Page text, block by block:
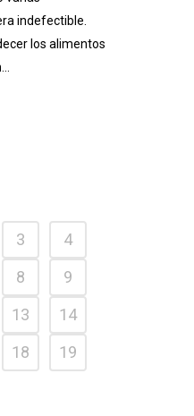
indefectible.
los alimentos
3
4
8
9
13
14
18
19